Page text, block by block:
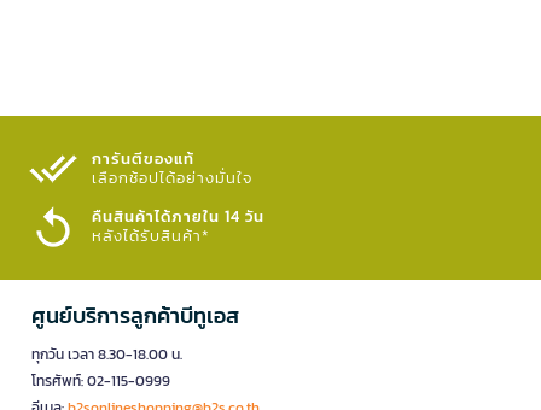
การันตีของแท้
เลือกช้อปได้อย่างมั่นใจ​
คืนสินค้าได้ภายใน 14 วัน
หลังได้รับสินค้า*
ศูนย์บริการลูกค้าบีทูเอส
ทุกวัน เวลา 8.30-18.00 น.
โทรศัพท์: 02-115-0999